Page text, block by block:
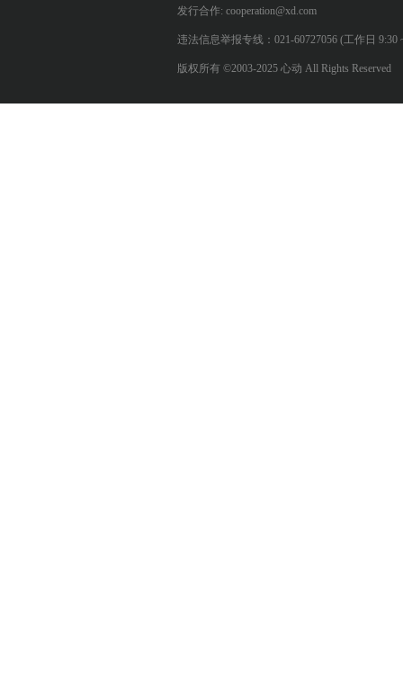
发行合作: cooperation@xd.com
违法信息举报专线：021-60727056 (工作日 9:30
版权所有 ©2003-2025 心动 All Rights Reserved